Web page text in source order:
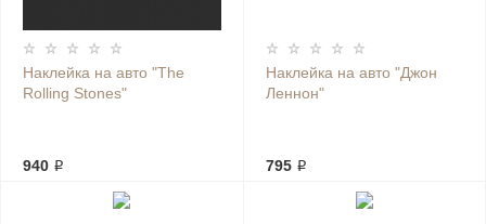
Наклейка на авто "The
Rolling Stones"
940 ₽
Наклейка на авто "Джон
Леннон"
795 ₽